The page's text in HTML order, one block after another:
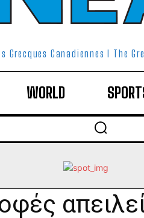
Grecques Canadiennes I The
WORLD